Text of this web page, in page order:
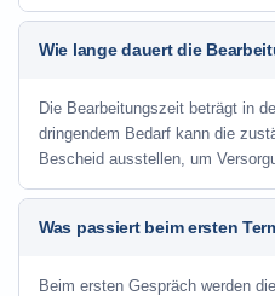
Wie lange dauert die
Die Bearbeitungszeit beträgt in
dringendem Bedarf kann die
Bescheid ausstellen, um
Was passiert beim ersten
Beim ersten Gespräch werden